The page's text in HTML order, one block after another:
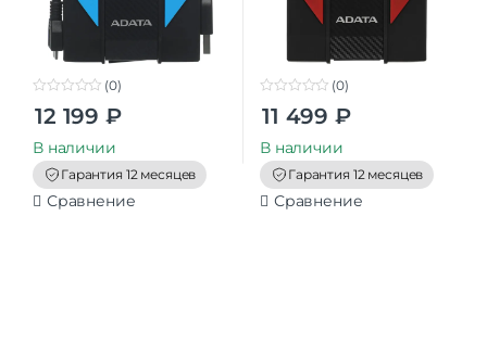
t
o
f
5
(0)
12 199 ₽
В наличии
Гарантия 12 месяцев
Сравнение
t
o
f
5
(0)
11 499 ₽
В наличии
Гарантия 12 месяцев
Сравнение